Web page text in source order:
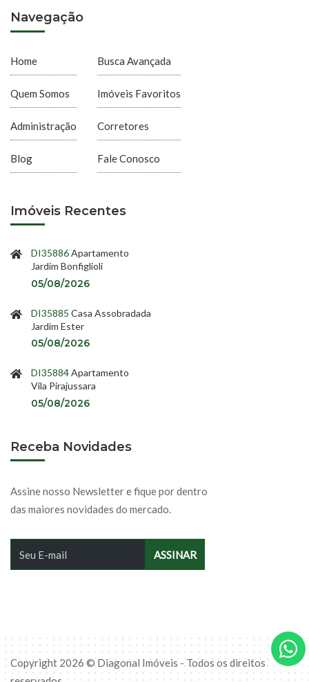
Navegação
Home
Quem Somos
Administração
Blog
Busca Avançada
Imóveis Favoritos
Corretores
Fale Conosco
Imóveis Recentes
DI35886Apartamento
Jardim Bonfiglioli
05/08/2026
DI35885 Casa Assobradada
Jardim Ester
05/08/2026
DI35884Apartamento
Vila Pirajussara
05/08/2026
Receba Novidades
Assine nosso Newsletter e fique por dentro
das maiores novidades do mercado.
Copyright 2026 © Diagonal Imóveis - Todos os direitos